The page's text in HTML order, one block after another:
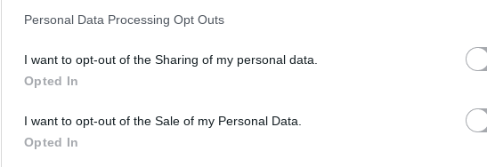
Personal Data Processing Opt Outs
I want to opt-out of the Sharing of my personal data.
Opted In
I want to opt-out of the Sale of my Personal Data.
Opted In